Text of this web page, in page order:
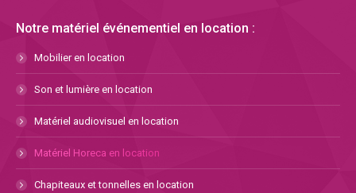
Notre matériel événementiel en location :
Mobilier en location
Son et lumière en location
Matériel audiovisuel en location
Matériel Horeca en location
Chapiteaux et tonnelles en location